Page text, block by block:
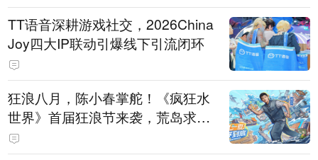
TT语音深耕游戏社交，2026China
Joy四大IP联动引爆线下引流闭环
狂浪八月，陈小春掌舵！《疯狂水
世界》首届狂浪节来袭，荒岛求生
直播即将开启